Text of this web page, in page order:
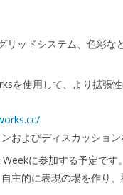
リッドシステム、色彩
を使用して、より拡張
およびディスカッショ
に参加する予定で
主的に表現の場を作り